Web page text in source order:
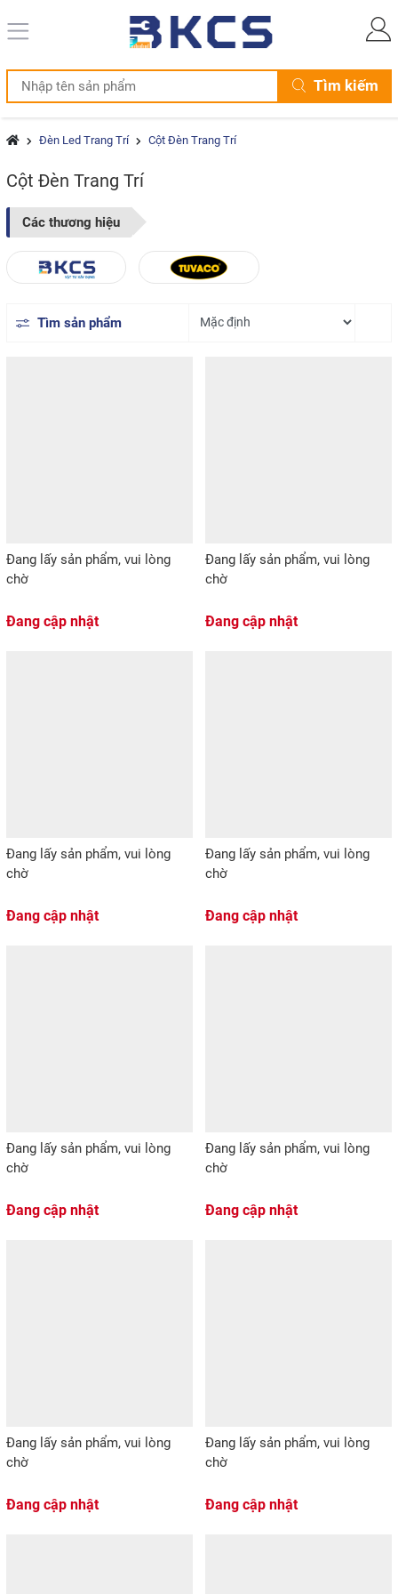
Tìm kiếm
Đèn Led Trang Trí Cột Đèn Trang Trí
Cột Đèn Trang Trí
Các thương hiệu
Tìm sản phẩm
Đang lấy sản phẩm, vui lòng
chờ
Đang cập nhật
Đang lấy sản phẩm, vui lòng
chờ
Đang cập nhật
Đang lấy sản phẩm, vui lòng
chờ
Đang cập nhật
Đang lấy sản phẩm, vui lòng
chờ
Đang cập nhật
Đang lấy sản phẩm, vui lòng
chờ
Đang cập nhật
Đang lấy sản phẩm, vui lòng
chờ
Đang cập nhật
Đang lấy sản phẩm, vui lòng
chờ
Đang cập nhật
Đang lấy sản phẩm, vui lòng
chờ
Đang cập nhật